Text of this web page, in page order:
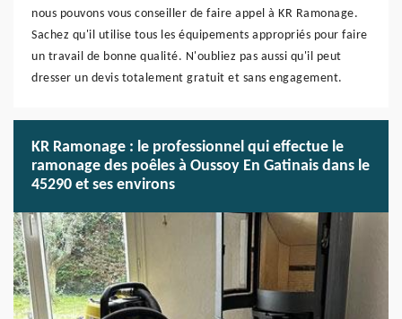
nous pouvons vous conseiller de faire appel à KR Ramonage.
Sachez qu'il utilise tous les équipements appropriés pour faire
un travail de bonne qualité. N'oubliez pas aussi qu'il peut
dresser un devis totalement gratuit et sans engagement.
KR Ramonage : le professionnel qui effectue le
ramonage des poêles à Oussoy En Gatinais dans le
45290 et ses environs